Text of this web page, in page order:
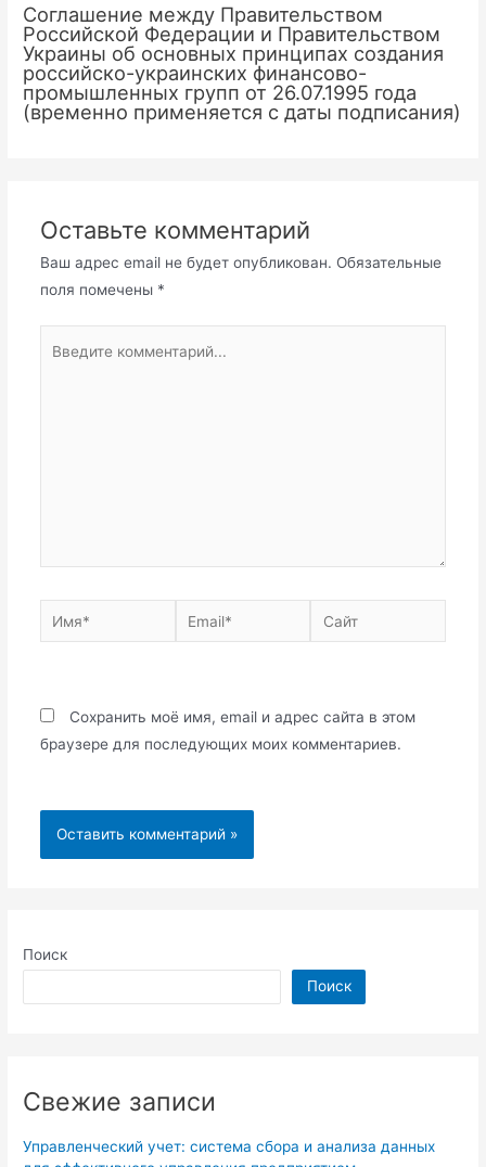
Поиск
Поиск
Свежие записи
Управленческий учет: система сбора и анализа данных
Соглашение между Правительством
Российской Федерации и Правительством
Украины об основных принципах создания
российско-украинских финансово-
промышленных групп от 26.07.1995 года
(временно применяется с даты подписания)
Оставьте комментарий
Ваш адрес email не будет опубликован. Обязательные
поля помечены *
комментарий...
Имя* Email* Сайт
Сохранить моё имя, email и адрес сайта в этом
браузере для последующих моих комментариев.